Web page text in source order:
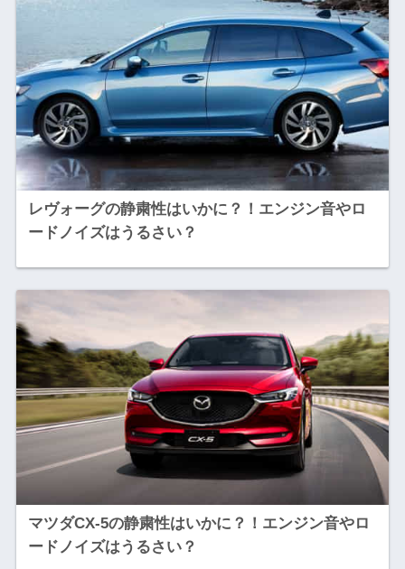
レヴォーグの静粛性はいかに？！エンジン音やロ
ードノイズはうるさい？
マツダCX-5の静粛性はいかに？！エンジン音やロ
ードノイズはうるさい？